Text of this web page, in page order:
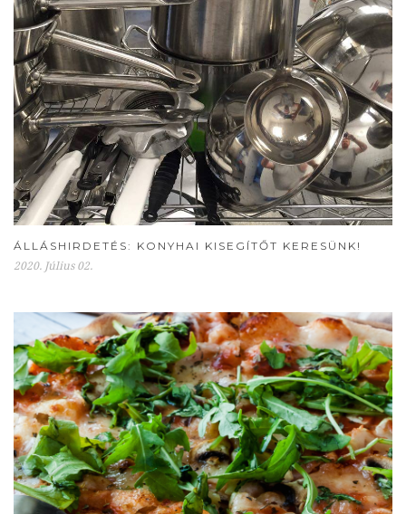
ÁLLÁSHIRDETÉS: KONYHAI KISEGÍTŐT KERESÜNK!
2020. Július 02.